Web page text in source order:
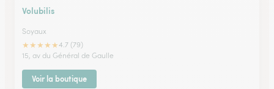
Volubilis
Soyaux
★★★★★4.7 (79)
15, av du Général de Gaulle
Voir la boutique